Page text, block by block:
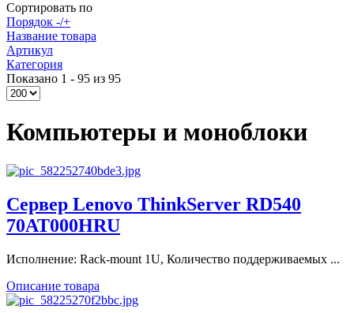
Сортировать по
Порядок -/+
Название товара
Артикул
Категория
Показано 1 - 95 из 95
Компьютеры и моноблоки
Сервер Lenovo ThinkServer RD540
70AT000HRU
Исполнение: Rack-mount 1U, Количество поддерживаемых ...
Описание товара